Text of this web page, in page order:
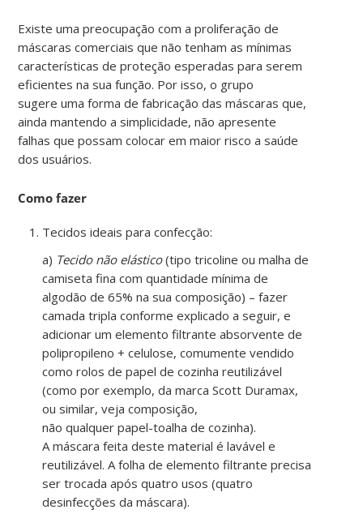
Existe uma preocupação com a proliferação de
máscaras comerciais que não tenham as mínimas
características de proteção esperadas para serem
eficientes na sua função. Por isso, o grupo
sugere uma forma de fabricação das máscaras que,
ainda mantendo a simplicidade, não apresente
falhas que possam colocar em maior risco a saúde
dos usuários.
Como fazer
Tecidos ideais para confecção:
a) Tecido não elástico(tipo tricoline ou malha de
camiseta fina com quantidade mínima de
algodão de 65% na sua composição) – fazer
camada tripla conforme explicado a seguir, e
adicionar um elemento filtrante absorvente de
polipropileno + celulose, comumentevendido
como rolos de papel de cozinha reutilizável
(como por exemplo, da marca Scott Duramax,
ou similar, veja composição,
não qualquer papel-toalha de cozinha).
A máscara feita deste material é lavável e
reutilizável. A folha de elemento filtrante precisa
ser trocada após quatro usos (quatro
desinfecções da máscara).